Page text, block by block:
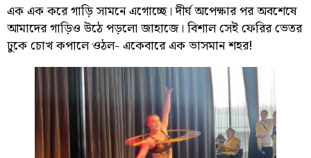
এক এক করে গাড়ি সামনে এগোচ্ছে। দীর্ঘ অপেক্ষার পর অবশেষে
আমাদের গাড়িও উঠে পড়লো জাহাজে। বিশাল সেই ফেরির ভেতর
ঢুকে চোখ কপালে ওঠল- একেবারে এক ভাসমান শহর!